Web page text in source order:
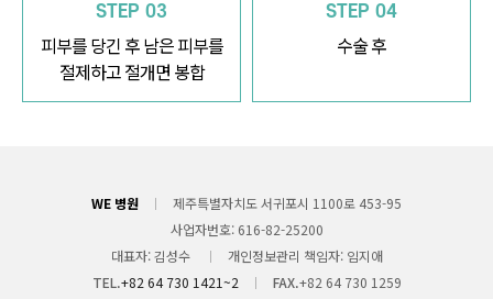
STEP 03
피부를 당긴 후 남은 피부를
절제하고 절개면 봉합
STEP 04
수술 후
WE 병원
제주특별자치도 서귀포시 1100로 453-95
사업자번호 616-82-25200
대표자 김성수 개인정보관리 책임자 임지애
TEL.+82 64 730 1421~2 FAX.+82 64 730 1259